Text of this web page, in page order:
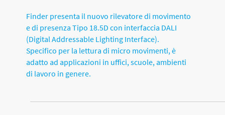
Finder presenta il nuovo rilevatore di movimento
e di presenza Tipo 18.5D con interfaccia DALI
(Digital Addressable Lighting Interface).
Specifico per la lettura di micro movimenti, è
adatto ad applicazioni in uffici, scuole, ambienti
di lavoro in genere.